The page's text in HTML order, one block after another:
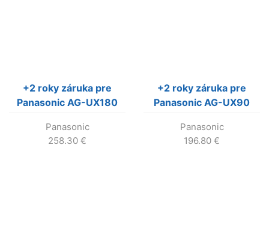
+2 roky záruka pre
Panasonic AG-UX180
Panasonic
258.30 €
+2 roky záruka pre
Panasonic AG-UX90
Panasonic
196.80 €